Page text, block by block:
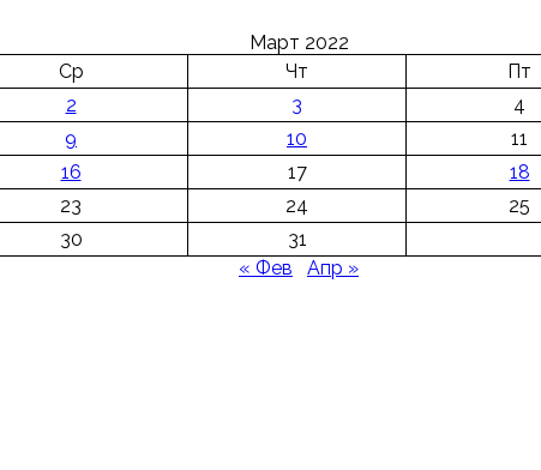
Март 2022
Ср Чт Пт
2 3 4
9 10 11
16 17 18
23 24 25
30
31
« Фев
Апр »